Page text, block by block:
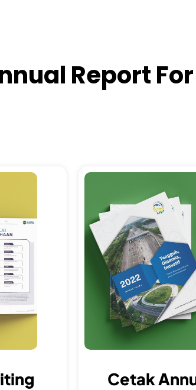
Report
Cetak